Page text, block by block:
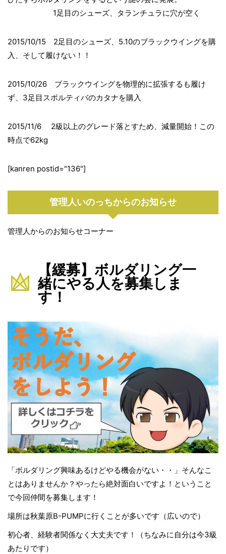
1足目のシューズ、タランチュラに穴が空く
2015/10/15 2足目のシューズ、5.10のブラックウイングを購
入、そして履けない！！
2015/10/26 ブラックウイングを物理的に拡張するも履け
ず、3足目スポルティバのカタナを購入
2015/11/6 2級以上のグレード落とすため、減量開始！この
時点で62kg
[kanren postid="136"]
管理人いのっちからのお知らせ
管理人からのお知らせコーナー
【緩募】ボルダリング一
緒にやる人を募集しま
す！
「ボルダリング興味あるけどやる機会がない・・」そんなこ
とはありませんか？やったら絶対面白いですよ！ということ
で今回仲間を募集します！
場所は秋葉原B-PUMPに行くことが多いです（広いので）
初心者、経験者関係なく大丈夫です！（ちなみに自分は今3級
あたりです）